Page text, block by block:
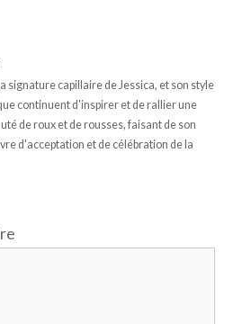
signature capillaire de Jessica, et son style
continuent d'inspirer et de rallier une
de roux et de rousses, faisant de son
d'acceptation et de célébration de la